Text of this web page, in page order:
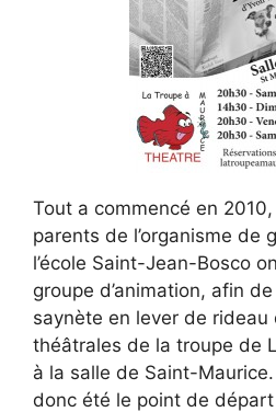
Tout a commencé en
parents de l’organisme de
l’école Saint-Jean-Bosco
groupe d’animation, afin
saynète en lever de
théâtrales de la troupe de
à la salle de Saint-
donc été le point de